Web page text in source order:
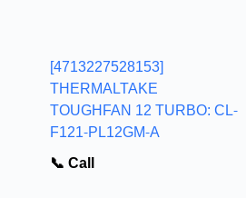
[4713227528153]
THERMALTAKE
TOUGHFAN 12 TURBO: CL-
F121-PL12GM-A
📞 Call